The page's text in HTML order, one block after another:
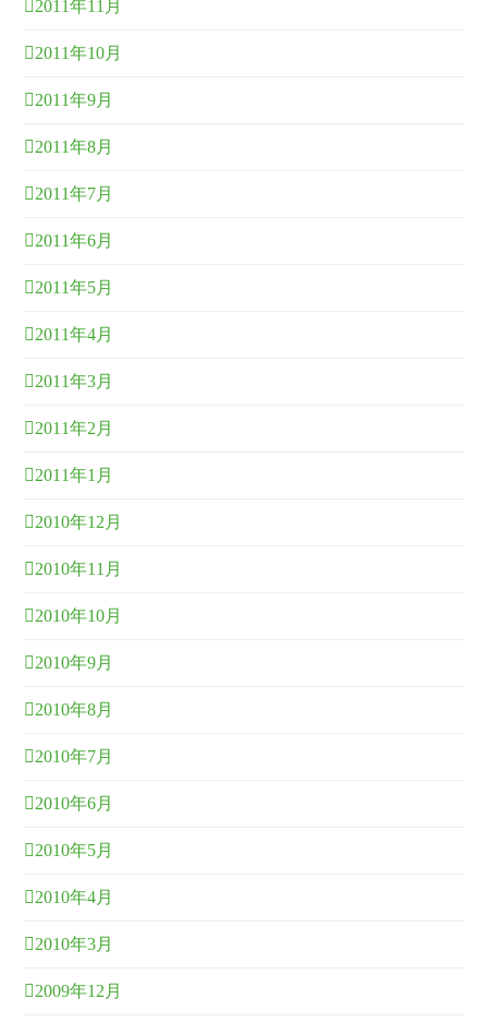
2011年11月
2011年10月
2011年9月
2011年8月
2011年7月
2011年6月
2011年5月
2011年4月
2011年3月
2011年2月
2011年1月
2010年12月
2010年11月
2010年10月
2010年9月
2010年8月
2010年7月
2010年6月
2010年5月
2010年4月
2010年3月
2009年12月